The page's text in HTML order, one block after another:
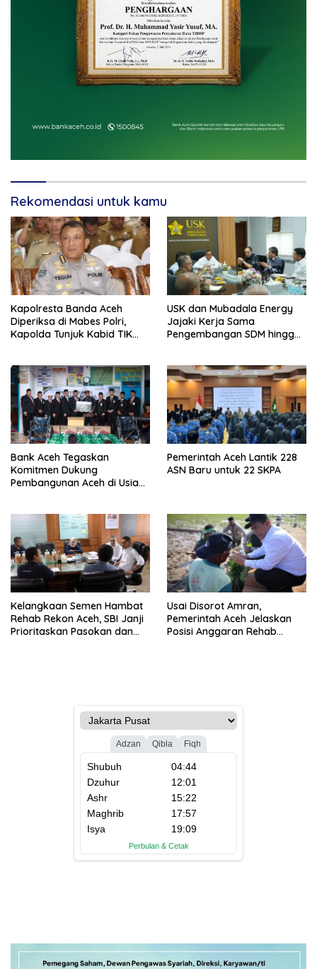
Rekomendasi untuk kamu
Kapolresta Banda Aceh
Diperiksa di Mabes Polri,
Kapolda Tunjuk Kabid TIK
USK dan Mubadala Energy
Jajaki Kerja Sama
Pengembangan SDM hingga
Bank Aceh Tegaskan
Komitmen Dukung
Pembangunan Aceh di Usia
Pemerintah Aceh Lantik 228
ASN Baru untuk 22 SKPA
Kelangkaan Semen Hambat
Rehab Rekon Aceh, SBI Janji
Prioritaskan Pasokan dan
Usai Disorot Amran,
Pemerintah Aceh Jelaskan
Posisi Anggaran Rehab